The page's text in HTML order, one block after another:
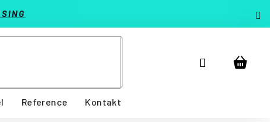
Přihlášení
Reference Kontakt